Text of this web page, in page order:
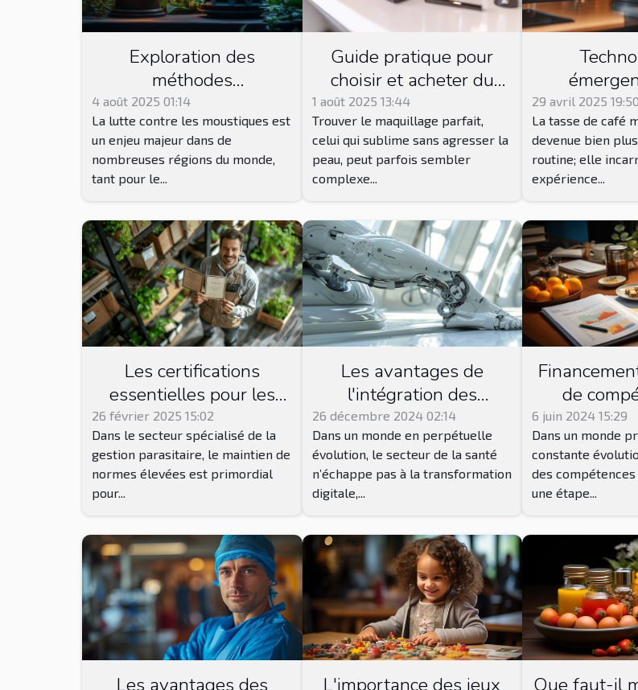
Exploration des
méthodes
traditionnelles et
modernes de lutte
contre les moustiques
4 août 2025 01:14
La lutte contre les moustiques est
un enjeu majeur dans de
nombreuses régions du monde,
tant pour le...
Guide pratique pour
choisir et acheter du
maquillage Younique
adapté à votre peau
1 août 2025 13:44
Trouver le maquillage parfait,
celui qui sublime sans agresser la
peau, peut parfois sembler
complexe...
29 avril 2025 19:50
La tasse de café
devenue bien
routine; elle
expérience...
Les certifications
essentielles pour les
entreprises de gestion
parasitaire
26 février 2025 15:02
Dans le secteur spécialisé de la
gestion parasitaire, le maintien de
normes élevées est primordial
pour...
Les avantages de
l'intégration des
solutions numériques en
orthopédie et podologie
26 décembre 2024 02:14
Dans un monde en perpétuelle
évolution, le secteur de la santé
n’échappe pas à la transformation
digitale,...
de
options et
6 juin 2024 15:29
Dans un monde
constante
des
une étape...
Les avantages des L'importance des jeux Que faut-il